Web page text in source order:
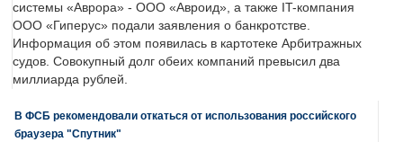
системы «Аврора» - ООО «Авроид», а также IT-компания
ООО «Гиперус» подали заявления о банкротстве.
Информация об этом появилась в картотеке Арбитражных
судов. Совокупный долг обеих компаний превысил два
миллиарда рублей.
В ФСБ рекомендовали откаться от использования российского
браузера "Спутник"